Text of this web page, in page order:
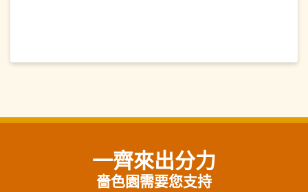
一齊來出分力
嗇色園需要您支持